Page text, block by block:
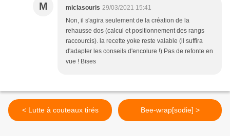
M miclasouris 29/03/2021 15:41
Non, il s'agira seulement de la création de la
rehausse dos (calcul et positionnement des rangs
raccourcis). la recette yoke reste valable (il suffira
d'adapter les conseils d'encolure !) Pas de refonte en
vue ! Bises
< Lutte à couteaux tirés Bee-wrap[sodie] >